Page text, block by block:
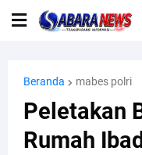
Beranda mabes polri
Peletakan
Rumah